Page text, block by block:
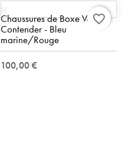
Chaussures de Boxe Venum
Contender - Bleu
marine/Rouge
100,00 €
favorite_border